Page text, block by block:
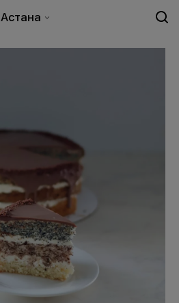
Астана